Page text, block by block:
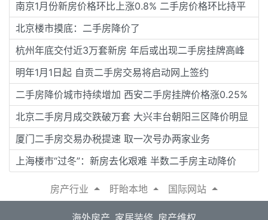
南京1月份新房价格环比上涨0.8% 二手房价格环比持平
北京楼市摸底：二手房降价了
杭州年底交付近3万套新房 年后或出现二手房挂牌高峰
明年1月1日起 自贡二手房交易将启动网上签约
二手房降价城市持续增加 西安二手房挂牌价格涨0.25%
北京二手房月成交跌破万套 大兴丰台朝阳三区降价明显
厦门二手房交易办税提速 取一次号办两家业务
上海楼市“过冬”：新房去化艰难 半数二手房主动降价
房产行业 盱眙本地 国际网站
海外房产 家居装修 房产维权